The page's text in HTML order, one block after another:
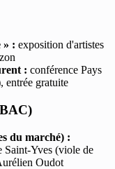
» : exposition d'artistes
: conférence Pays
entrée gratuite
du marché) :
Yves (viole de
Oudot